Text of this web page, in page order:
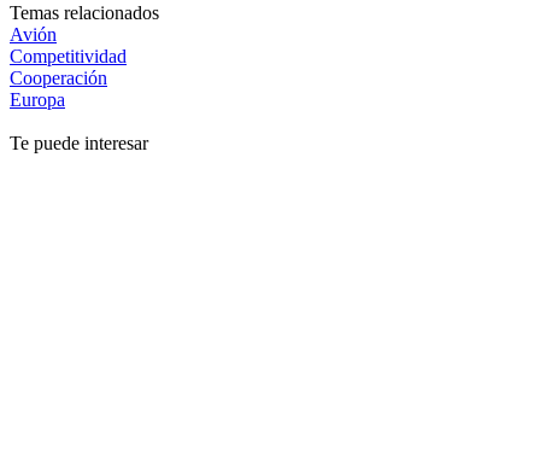
Temas relacionados
Avión
Competitividad
Cooperación
Europa
Te puede interesar